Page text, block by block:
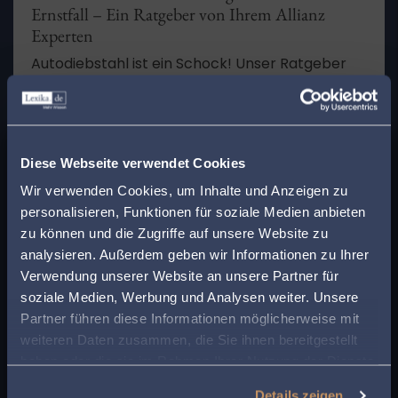
Diese Webseite verwendet Cookies
Wir verwenden Cookies, um Inhalte und Anzeigen zu
personalisieren, Funktionen für soziale Medien anbieten
zu können und die Zugriffe auf unsere Website zu
analysieren. Außerdem geben wir Informationen zu Ihrer
Verwendung unserer Website an unsere Partner für
soziale Medien, Werbung und Analysen weiter. Unsere
Partner führen diese Informationen möglicherweise mit
weiteren Daten zusammen, die Sie ihnen bereitgestellt
haben oder die sie im Rahmen Ihrer Nutzung der Dienste
Ernstfall – Ein Ratgeber von Ihrem Allianz
Experten
Autodiebstahl ist ein Schock! Unser Ratgeber
von Allianz Experte Florian Volk erklärt Ihnen die
wichtigsten Schritte im Fall des Falles und wie
Ihre Kfz-Versicherung Sie schützt. Jetzt
MEHR LESEN
Finden Sie den
passenden Anwalt in
Ihrer Nähe!
Geben Sie Ihre Postleitzahl ein, um beim Lesen
eines Beitrags sofort einen kompetenten
Anwalt in Ihrer Region angezeigt zu bekommen.
So sparen Sie Zeit und Mühe bei der Suche
nach rechtlicher Unterstützung.